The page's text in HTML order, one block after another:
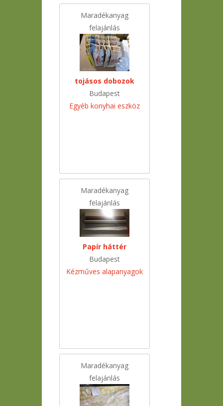
Maradékanyag
felajánlás
tojásos dobozok
Budapest
Egyéb konyhai eszköz
Maradékanyag
felajánlás
Papír háttér
Budapest
Kézműves alapanyagok
Maradékanyag
felajánlás